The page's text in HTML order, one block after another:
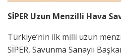
SİPER Uzun Menzilli Hava
Türkiye’nin ilk milli uzun
SİPER, Savunma Sanayii